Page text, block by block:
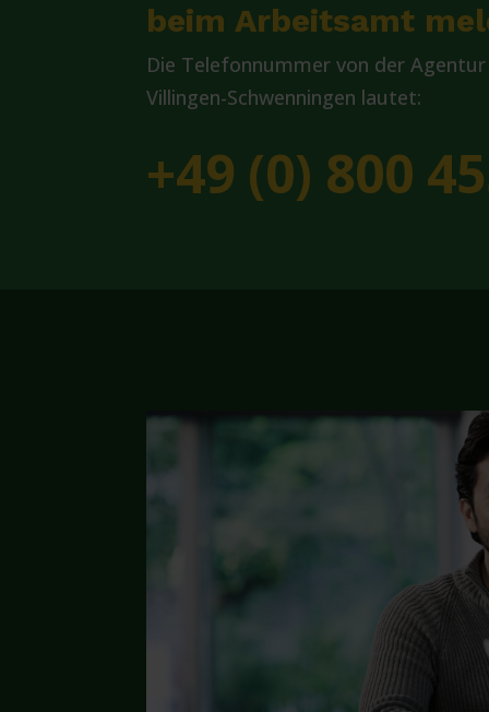
beim Arbeitsamt
Die Telefonnummer von der
Villingen-Schwenningen lautet:
+49 (0) 800